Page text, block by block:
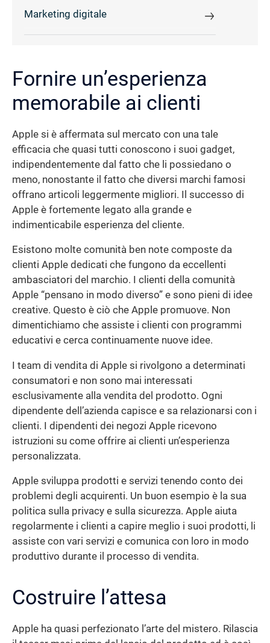
Marketing digitale
Fornire un’esperienza
memorabile ai clienti
Apple si è affermata sul mercato con una tale
efficacia che quasi tutti conoscono i suoi gadget,
indipendentemente dal fatto che li possiedano o
meno, nonostante il fatto che diversi marchi famosi
offrano articoli leggermente migliori. Il successo di
Apple è fortemente legato alla grande e
indimenticabile esperienza del cliente.
Esistono molte comunità ben note composte da
clienti Apple dedicati che fungono da eccellenti
ambasciatori del marchio. I clienti della comunità
Apple “pensano in modo diverso” e sono pieni di idee
creative. Questo è ciò che Apple promuove. Non
dimentichiamo che assiste i clienti con programmi
educativi e cerca continuamente nuove idee.
I team di vendita di Apple si rivolgono a determinati
consumatori e non sono mai interessati
esclusivamente alla vendita del prodotto. Ogni
dipendente dell’azienda capisce e sa relazionarsi con i
clienti. I dipendenti dei negozi Apple ricevono
istruzioni su come offrire ai clienti un’esperienza
personalizzata.
Apple sviluppa prodotti e servizi tenendo conto dei
problemi degli acquirenti. Un buon esempio è la sua
politica sulla privacy e sulla sicurezza. Apple aiuta
regolarmente i clienti a capire meglio i suoi prodotti, li
assiste con vari servizi e comunica con loro in modo
produttivo durante il processo di vendita.
Costruire l’attesa
Apple ha quasi perfezionato l’arte del mistero. Rilascia